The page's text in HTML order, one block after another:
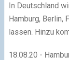
In Deutschland
Hamburg, Berlin,
lassen. Hinzu
18.08.20 -